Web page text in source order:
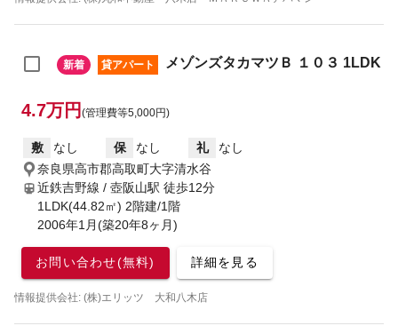
新着 貸アパート メゾンズタカマツＢ １０３ 1LDK
4.7万円 (管理費等5,000円)
敷 なし 保 なし 礼
なし
奈良県高市郡高取町大字清水谷
近鉄吉野線 / 壺阪山駅 徒歩12分
1LDK(44.82㎡) 2階建/1階
2006年1月(築20年8ヶ月)
お問い合わせ(無料) 詳細を見る
情報提供会社: (株)エリッツ 大和八木店